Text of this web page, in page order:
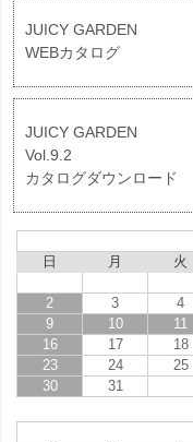
JUICY GARDEN
WEBカタログ
JUICY GARDEN
Vol.9.2
カタログダウンロード
日
月 火
2
3 4
9
10 11
16
17 18
23
24 25
30
31